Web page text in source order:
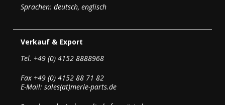
Sprachen: deutsch, englisch
Verkauf & Export
Tel. +49 (0) 4152 8888968
Fax +49 (0) 4152 88 71 82
E-Mail: sales(at)merle-parts.de